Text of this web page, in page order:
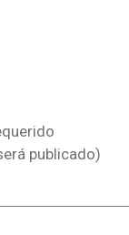
publicado)